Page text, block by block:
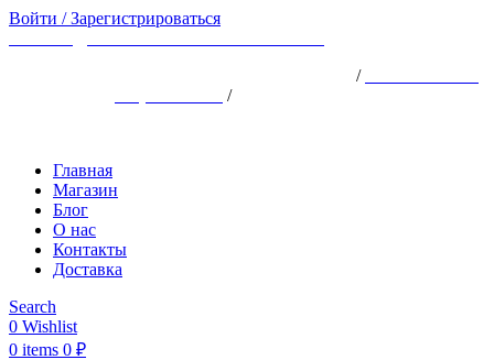
Войти / Зарегистрироваться
/
/
Главная
Магазин
Блог
О нас
Контакты
Доставка
Search
0 Wishlist
0 items 0 ₽